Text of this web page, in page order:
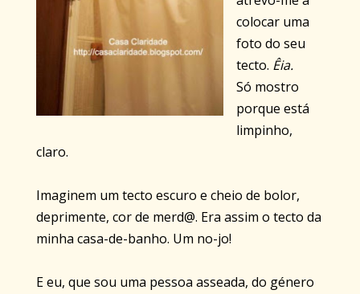
colocar uma
foto do seu
tecto. Êia.
Só mostro
porque está
limpinho,
claro.
Imaginem um tecto escuro e cheio de bolor,
deprimente, cor de merd@. Era assim o tecto da
minha casa-de-banho. Um no-jo!
E eu, que sou uma pessoa asseada, do género